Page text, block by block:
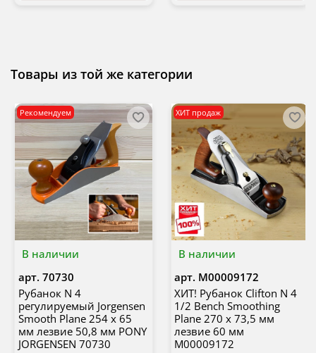
Товары из той же категории
В наличии
Рекомендуем
арт. 70730
Рубанок N 4
регулируемый Jorgensen
Smooth Plane 254 х 65
мм лезвие 50,8 мм PONY
JORGENSEN 70730
В наличии
ХИТ продаж
арт. М00009172
ХИТ! Рубанок Clifton N 4
1/2 Bench Smoothing
Plane 270 х 73,5 мм
лезвие 60 мм
М00009172